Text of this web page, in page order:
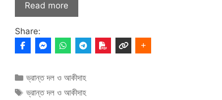
Read more
Share:
Categories
ভ্রান্ত দল ও আকীদাহ
Tags
ভ্রান্ত দল ও আকীদাহ